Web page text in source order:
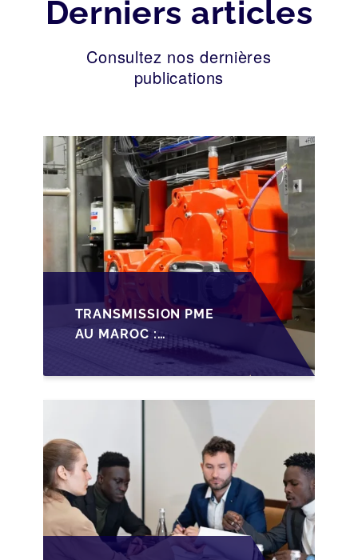
Derniers articles
Consultez nos dernières
publications
TRANSMISSION PME
AU MAROC :
PRÉPARATIONS CLÉS
POUR LES